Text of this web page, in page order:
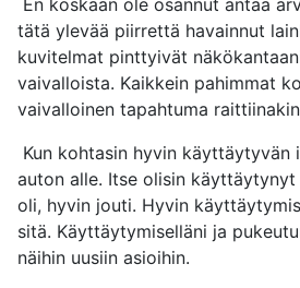
tätä ylevää piirrettä havainnut
kuvitelmat pinttyivät
vaivalloista. Kaikkein pahimmat
vaivalloinen tapahtuma
Kun kohtasin hyvin käyttäytyvän
auton alle. Itse olisin
oli, hyvin jouti. Hyvin
sitä. Käyttäytymiselläni ja
näihin uusiin asioihin.